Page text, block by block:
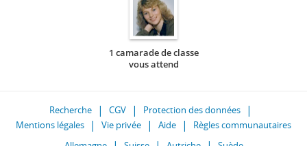
1 camarade de classe
vous attend
Recherche CGV
Protection des données
Mentions légales
Vie privée Aide
Règles communautaires